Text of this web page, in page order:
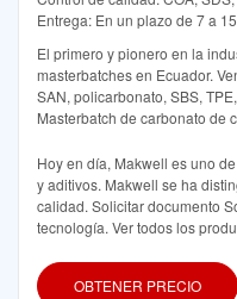
Entrega: En un plazo de 7 a
El primero y pionero en la
masterbatches en Ecuador.
SAN, policarbonato, SBS,
Masterbatch de carbonato de
Hoy en día, Makwell es uno
y aditivos. Makwell se ha
calidad. Solicitar documento
tecnología. Ver todos los
OBTENER PRECIO